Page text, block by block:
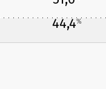
44,4%